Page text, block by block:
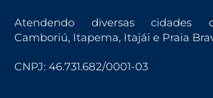
Atendendo diversas cidades
Camboriú, Itapema, Itajái e Praia
CNPJ: 46.731.682/0001-03